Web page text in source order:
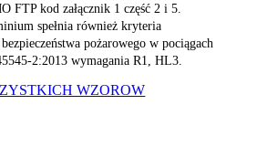
FTP kod załącznik 1 część 2 i 5.
spełnia również kryteria
pożarowego w pociągach
2:2013 wymagania R1, HL3.
WZOROW